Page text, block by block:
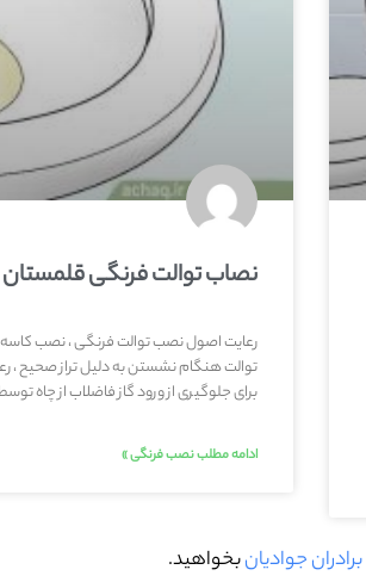
نصاب توالت فرنگی
رعایت اصول نصب توالت فرنگی ، نصب کاسه
توالت هنگام نشستن به دلیل تراز صحیح ،
برای جلوگیری از ورود گاز فاضلاب از چاه
ادامه مطلب نصب فرنگی »
جوادیانبخواهید.